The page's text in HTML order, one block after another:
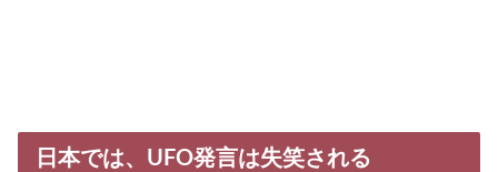
日本では、UFO発言は失笑される